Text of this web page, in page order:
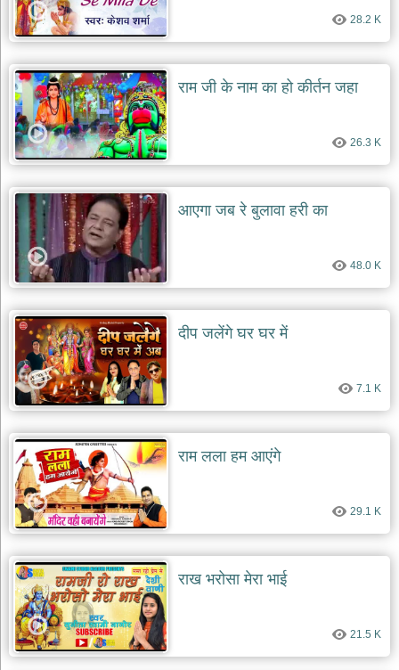
28.2 K
राम जी के नाम का हो कीर्तन जहा
26.3 K
आएगा जब रे बुलावा हरी का
48.0 K
दीप जलेंगे घर घर में
7.1 K
राम लला हम आएंगे
29.1 K
राख भरोसा मेरा भाई
21.5 K